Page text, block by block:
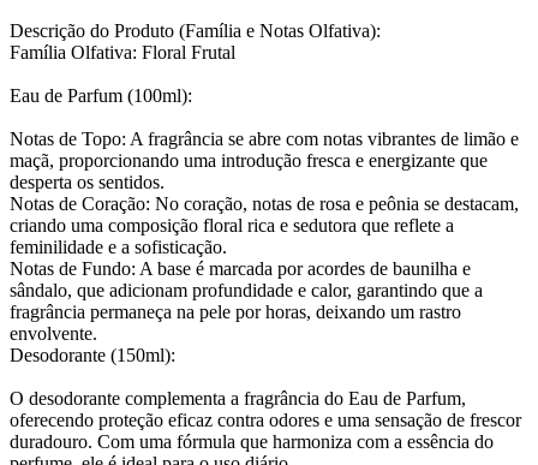
Descrição do Produto (Família e Notas Olfativa):
Família Olfativa: Floral Frutal
Eau de Parfum (100ml):
Notas de Topo: A fragrância se abre com notas vibrantes de limão e
maçã, proporcionando uma introdução fresca e energizante que
desperta os sentidos.
Notas de Coração: No coração, notas de rosa e peônia se destacam,
criando uma composição floral rica e sedutora que reflete a
feminilidade e a sofisticação.
Notas de Fundo: A base é marcada por acordes de baunilha e
sândalo, que adicionam profundidade e calor, garantindo que a
fragrância permaneça na pele por horas, deixando um rastro
envolvente.
Desodorante (150ml):
O desodorante complementa a fragrância do Eau de Parfum,
oferecendo proteção eficaz contra odores e uma sensação de frescor
duradouro. Com uma fórmula que harmoniza com a essência do